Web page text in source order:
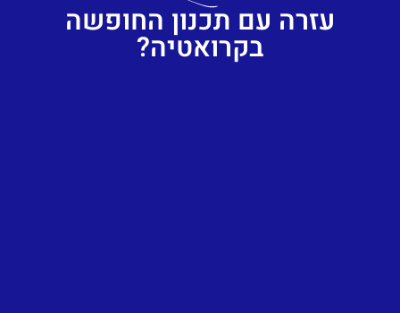
עזרה עם תכנון החופשה
בקרואטיה?